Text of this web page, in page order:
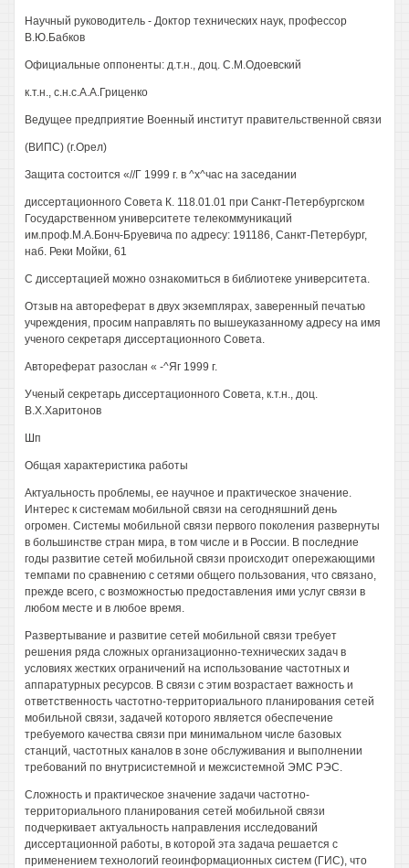
Научный руководитель - Доктор технических наук, профессор
В.Ю.Бабков
Официальные оппоненты: д.т.н., доц. С.М.Одоевский
к.т.н., с.н.с.А.А.Гриценко
Ведущее предприятие Военный институт правительственной связи
(ВИПС) (г.Орел)
Защита состоится «//Г 1999 г. в ^х^час на заседании
диссертационного Совета К. 118.01.01 при Санкт-Петербургском
Государственном университете телекоммуникаций
им.проф.М.А.Бонч-Бруевича по адресу: 191186, Санкт-Петербург,
наб. Реки Мойки, 61
С диссертацией можно ознакомиться в библиотеке университета.
Отзыв на автореферат в двух экземплярах, заверенный печатью
учреждения, просим направлять по вышеуказанному адресу на имя
ученого секретаря диссертационного Совета.
Автореферат разослан « -^Яг 1999 г.
Ученый секретарь диссертационного Совета, к.т.н., доц.
В.Х.Харитонов
Шп
Общая характеристика работы
Актуальность проблемы, ее научное и практическое значение.
Интерес к системам мобильной связи на сегодняшний день
огромен. Системы мобильной связи первого поколения развернуты
в большинстве стран мира, в том числе и в России. В последние
годы развитие сетей мобильной связи происходит опережающими
темпами по сравнению с сетями общего пользования, что связано,
прежде всего, с возможностью предоставления ими услуг связи в
любом месте и в любое время.
Развертывание и развитие сетей мобильной связи требует
решения ряда сложных организационно-технических задач в
условиях жестких ограничений на использование частотных и
аппаратурных ресурсов. В связи с этим возрастает важность и
ответственность частотно-территориального планирования сетей
мобильной связи, задачей которого является обеспечение
требуемого качества связи при минимальном числе базовых
станций, частотных каналов в зоне обслуживания и выполнении
требований по внутрисистемной и межсистемной ЭМС РЭС.
Сложность и практическое значение задачи частотно-
территориального планирования сетей мобильной связи
подчеркивает актуальность направления исследований
диссертационной работы, в которой эта задача решается с
применением технологий геоинформационных систем (ГИС), что